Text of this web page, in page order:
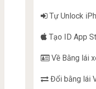
Tự Unlock
Tạo ID App
Về Bằng lái
Đổi bằng lái